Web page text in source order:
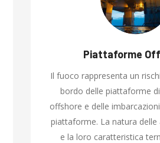
Piattaforme
Il fuoco rappresenta un
bordo delle piattaforme
offshore e delle
piattaforme. La natura delle
e la loro caratteristica